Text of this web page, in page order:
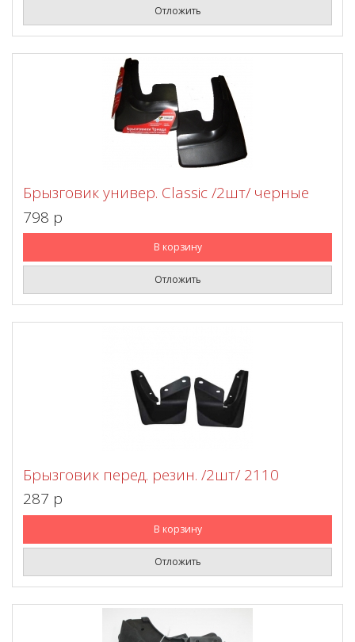
Отложить
Брызговик универ. Classic /2шт/ черные
798 p
В корзину
Отложить
Брызговик перед. резин. /2шт/ 2110
287 p
В корзину
Отложить